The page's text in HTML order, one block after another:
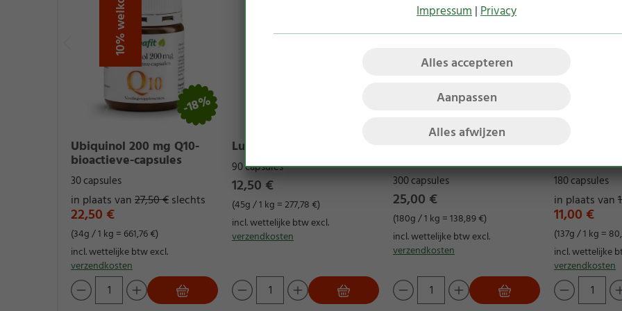
Impressum|Privacy
Alles accepteren
Aanpassen
Alles afwijzen
-18%
Ubiquinol 200 mg Q10-
bioactieve-capsules
30 capsules
in plaats van27,50 €slechts
22,50 €
(34g / 1 kg = 661,76 €)
incl. wettelijke btw excl.
verzendkosten
Luteïne-capsules 20 mg
90 capsules
12,50 €
(45g / 1 kg = 277,78 €)
incl. wettelijke btw excl.
verzendkosten
300 capsules
25,00 €
(180g / 1 kg = 138,89 €)
incl. wettelijke btw excl.
verzendkosten
180 capsules
in plaats van
11,00 €
(137g / 1 kg =
incl. wettelijke
verzendkosten